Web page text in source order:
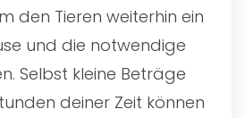
den Tieren weiterhin ein
und die notwendige
Selbst kleine Beträge
deiner Zeit können